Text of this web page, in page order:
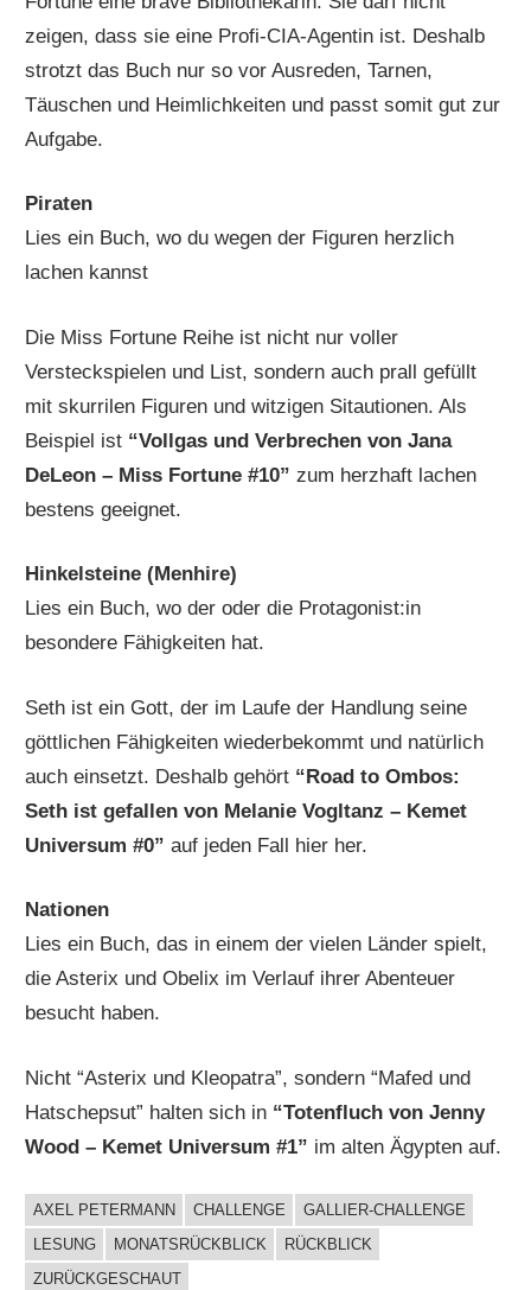
zeigen, dass sie eine Profi-CIA-Agentin ist. Deshalb
strotzt das Buch nur so vor Ausreden, Tarnen,
Täuschen und Heimlichkeiten und passt somit gut zur
Aufgabe.
Piraten
Lies ein Buch, wo du wegen der Figuren herzlich
lachen kannst
Die Miss Fortune Reihe ist nicht nur voller
Versteckspielen und List, sondern auch prall gefüllt
mit skurrilen Figuren und witzigen Sitautionen. Als
Beispiel ist “Vollgas und Verbrechen von Jana
DeLeon – Miss Fortune #10” zum herzhaft lachen
bestens geeignet.
Hinkelsteine (Menhire)
Lies ein Buch, wo der oder die Protagonist:in
besondere Fähigkeiten hat.
Seth ist ein Gott, der im Laufe der Handlung seine
göttlichen Fähigkeiten wiederbekommt und natürlich
auch einsetzt. Deshalb gehört “Road to Ombos:
Seth ist gefallen von Melanie Vogltanz – Kemet
Universum #0” auf jeden Fall hier her.
Nationen
Lies ein Buch, das in einem der vielen Länder spielt,
die Asterix und Obelix im Verlauf ihrer Abenteuer
besucht haben.
Nicht “Asterix und Kleopatra”, sondern “Mafed und
Hatschepsut” halten sich in “Totenfluch von Jenny
Wood – Kemet Universum #1” im alten Ägypten auf.
BUCHIGES
AXEL PETERMANN CHALLENGE
GALLIER-CHALLENGE
LESUNG
MONATSRÜCKBLICK
RÜCKBLICK
ZURÜCKGESCHAUT